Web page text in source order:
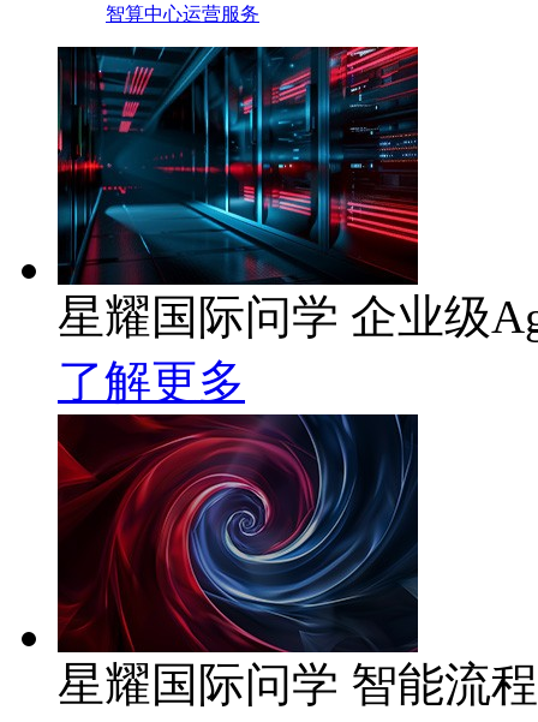
智算中心运营服务
星耀国际问学 企业级
了解更多
星耀国际问学 智能流